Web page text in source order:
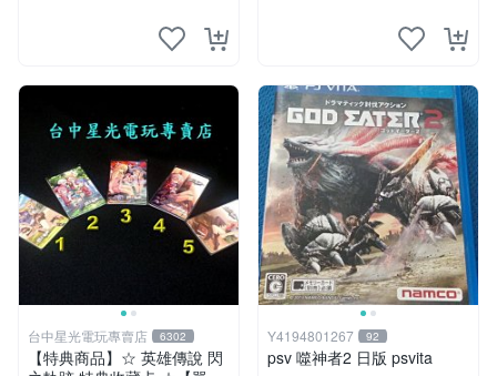
台中星光電玩專賣店 6302
【特典商品】☆ 英雄傳說 閃
Y4194801267 92
psv 噬神者2 日版 psvita